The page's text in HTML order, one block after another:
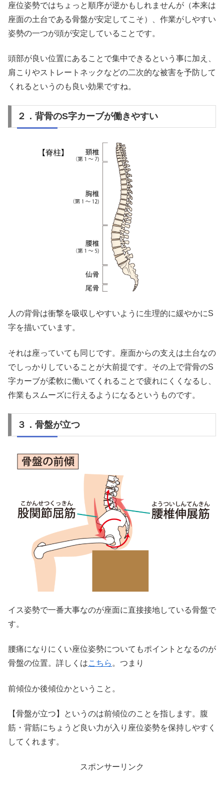
座位姿勢ではちょっと順序が逆かもしれませんが（本来は
座面の土台である骨盤が安定してこそ）、作業がしやすい
姿勢の一つが頭が安定していることです。
頭部が良い位置にあることで集中できるという事に加え、
肩こりやストレートネックなどの二次的な被害を予防して
くれるというのも良い効果ですね。
２．背骨のS字カーブが働きやすい
人の背骨は衝撃を吸収しやすいように生理的に緩やかにS
字を描いています。
それは座っていても同じです。座面からの支えは土台なの
でしっかりしていることが大前提です。その上で背骨のS
字カーブが柔軟に働いてくれることで疲れにくくなるし、
作業もスムーズに行えるようになるというものです。
３．骨盤が立つ
イス姿勢で一番大事なのが座面に直接接地している骨盤で
す。
腰痛になりにくい座位姿勢についてもポイントとなるのが
骨盤の位置。詳しくはこちら 。つまり
前傾位か後傾位かということ。
【骨盤が立つ】というのは前傾位のことを指します。腹
筋・背筋にちょうど良い力が入り座位姿勢を保持しやすく
してくれます。
スポンサーリンク